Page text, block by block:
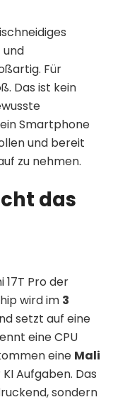
und
Für
Das ist kein
Smartphone
und bereit
zu nehmen.
das
Pro der
wird im 3
setzt auf eine
eine CPU
eine Mali
KI Aufgaben. Das
sondern